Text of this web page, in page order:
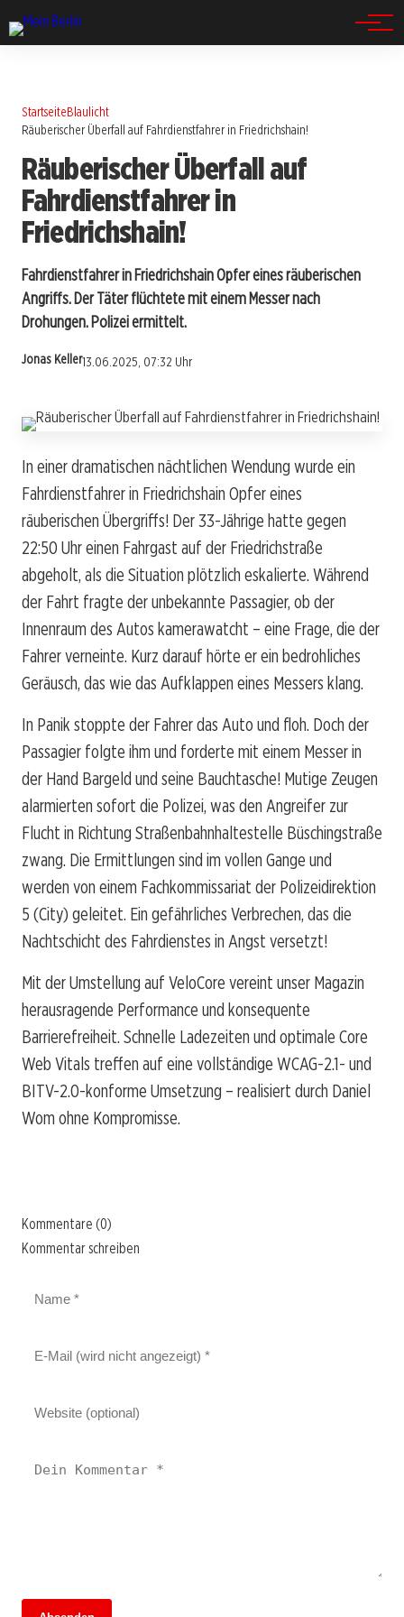
StartseiteBlaulicht
Räuberischer Überfall auf Fahrdienstfahrer in Friedrichshain!
Räuberischer Überfall auf
Fahrdienstfahrer in
Friedrichshain!
Fahrdienstfahrer in Friedrichshain Opfer eines räuberischen
Angriffs. Der Täter flüchtete mit einem Messer nach
Drohungen. Polizei ermittelt.
Jonas Keller13.06.2025, 07:32 Uhr
In einer dramatischen nächtlichen Wendung wurde ein
Fahrdienstfahrer in Friedrichshain Opfer eines
räuberischen Übergriffs! Der 33-Jährige hatte gegen
22:50 Uhr einen Fahrgast auf der Friedrichstraße
abgeholt, als die Situation plötzlich eskalierte. Während
der Fahrt fragte der unbekannte Passagier, ob der
Innenraum des Autos kamerawatcht – eine Frage, die der
Fahrer verneinte. Kurz darauf hörte er ein bedrohliches
Geräusch, das wie das Aufklappen eines Messers klang.
In Panik stoppte der Fahrer das Auto und floh. Doch der
Passagier folgte ihm und forderte mit einem Messer in
der Hand Bargeld und seine Bauchtasche! Mutige Zeugen
alarmierten sofort die Polizei, was den Angreifer zur
Flucht in Richtung Straßenbahnhaltestelle Büschingstraße
zwang. Die Ermittlungen sind im vollen Gange und
werden von einem Fachkommissariat der Polizeidirektion
5 (City) geleitet. Ein gefährliches Verbrechen, das die
Nachtschicht des Fahrdienstes in Angst versetzt!
Mit der Umstellung auf VeloCore vereint unser Magazin
herausragende Performance und konsequente
Barrierefreiheit. Schnelle Ladezeiten und optimale Core
Web Vitals treffen auf eine vollständige WCAG-2.1- und
BITV-2.0-konforme Umsetzung – realisiert durch Daniel
Wom ohne Kompromisse.
Kommentare (0)
Kommentar schreiben